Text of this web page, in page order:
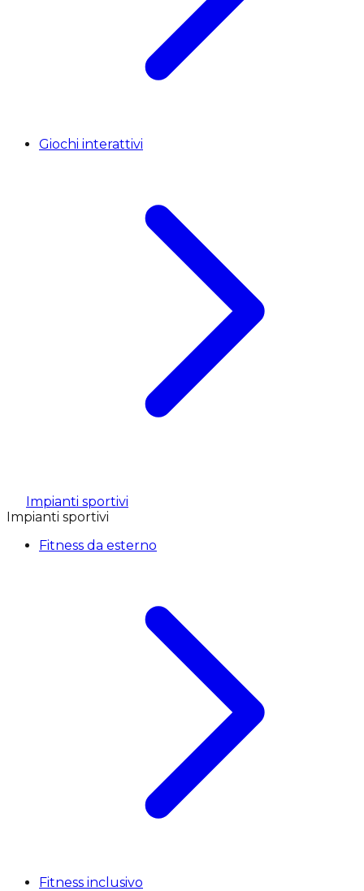
Giochi interattivi
Impianti sportivi
Impianti sportivi
Fitness da esterno
Fitness inclusivo